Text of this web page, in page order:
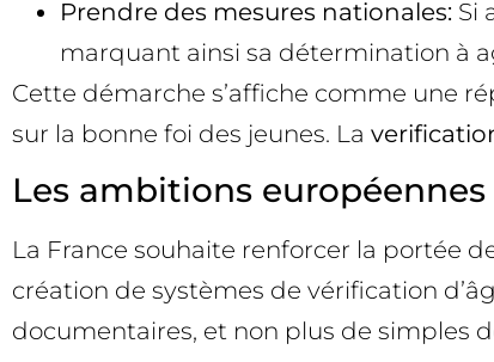
Prendre des mesures nationales: Si
marquant ainsi sa détermination à
Cette démarche s’affiche comme une
sur la bonne foi des jeunes. La
Les ambitions
La France souhaite renforcer la portée
création de systèmes de vérification
documentaires, et non plus de simples